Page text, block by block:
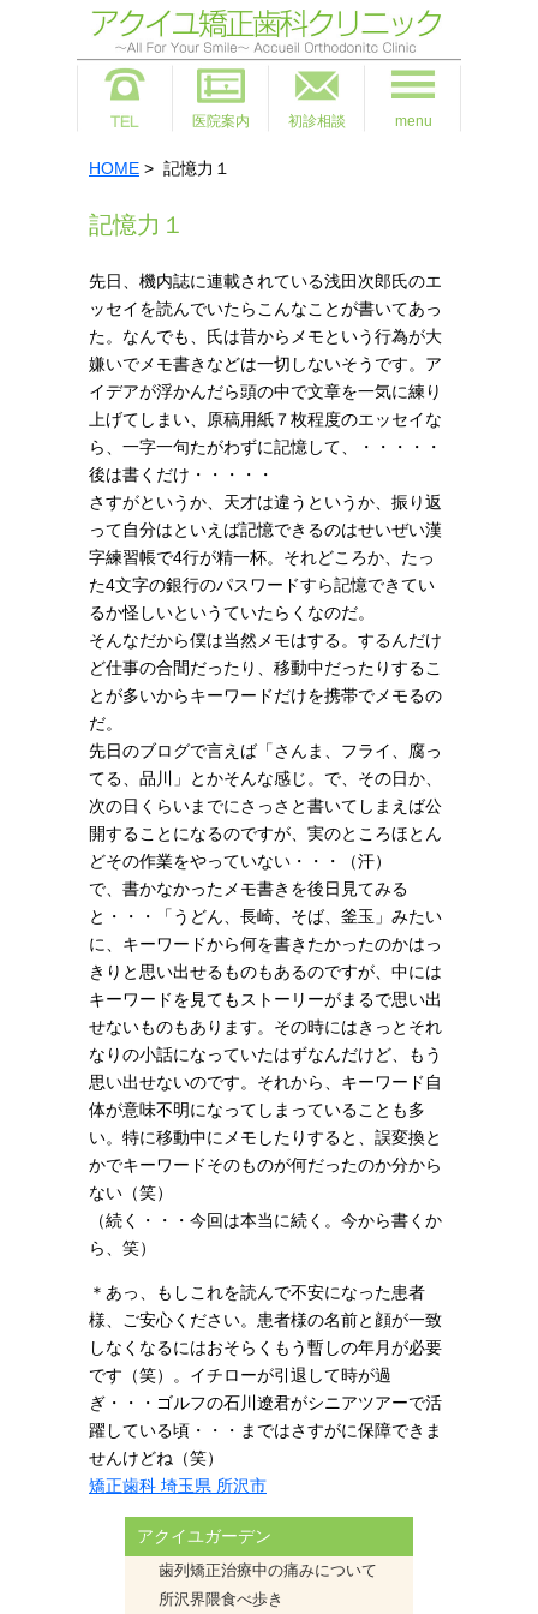
医院案内 初診相談 menu
HOME > 記憶力１
記憶力１
先日、機内誌に連載されている浅田次郎氏のエ
ッセイを読んでいたらこんなことが書いてあっ
た。なんでも、氏は昔からメモという行為が大
嫌いでメモ書きなどは一切しないそうです。ア
イデアが浮かんだら頭の中で文章を一気に練り
上げてしまい、原稿用紙７枚程度のエッセイな
ら、一字一句たがわずに記憶して、・・・・・
後は書くだけ・・・・・
さすがというか、天才は違うというか、振り返
って自分はといえば記憶できるのはせいぜい漢
字練習帳で4行が精一杯。それどころか、たっ
た4文字の銀行のパスワードすら記憶できてい
るか怪しいというていたらくなのだ。
そんなだから僕は当然メモはする。するんだけ
ど仕事の合間だったり、移動中だったりするこ
とが多いからキーワードだけを携帯でメモるの
だ。
先日のブログで言えば「さんま、フライ、腐っ
てる、品川」とかそんな感じ。で、その日か、
次の日くらいまでにさっさと書いてしまえば公
開することになるのですが、実のところほとん
どその作業をやっていない・・・（汗）
で、書かなかったメモ書きを後日見てみる
と・・・「うどん、長崎、そば、釜玉」みたい
に、キーワードから何を書きたかったのかはっ
きりと思い出せるものもあるのですが、中には
キーワードを見てもストーリーがまるで思い出
せないものもあります。その時にはきっとそれ
なりの小話になっていたはずなんだけど、もう
思い出せないのです。それから、キーワード自
体が意味不明になってしまっていることも多
い。特に移動中にメモしたりすると、誤変換と
かでキーワードそのものが何だったのか分から
ない（笑）
（続く・・・今回は本当に続く。今から書くか
ら、笑）
＊あっ、もしこれを読んで不安になった患者
様、ご安心ください。患者様の名前と顔が一致
しなくなるにはおそらくもう暫しの年月が必要
です（笑）。イチローが引退して時が過
ぎ・・・ゴルフの石川遼君がシニアツアーで活
躍している頃・・・まではさすがに保障できま
せんけどね（笑）
矯正歯科 埼玉県 所沢市
アクイユガーデン
歯列矯正治療中の痛みについて
所沢界隈食べ歩き